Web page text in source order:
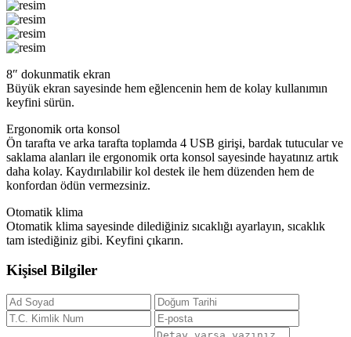
8″ dokunmatik ekran
Büyük ekran sayesinde hem eğlencenin hem de kolay kullanımın
keyfini sürün.
Ergonomik orta konsol
Ön tarafta ve arka tarafta toplamda 4 USB girişi, bardak tutucular ve
saklama alanları ile ergonomik orta konsol sayesinde hayatınız artık
daha kolay. Kaydırılabilir kol destek ile hem düzenden hem de
konfordan ödün vermezsiniz.
Otomatik klima
Otomatik klima sayesinde dilediğiniz sıcaklığı ayarlayın, sıcaklık
tam istediğiniz gibi. Keyfini çıkarın.
Kişisel Bilgiler